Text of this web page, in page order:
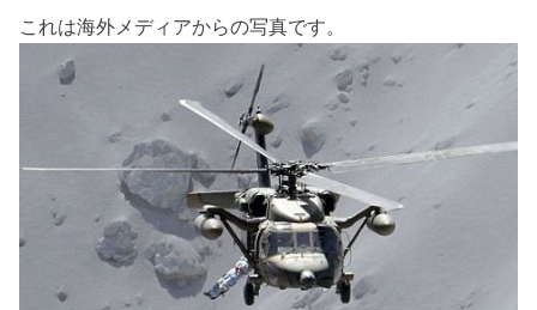
これは海外メディアからの写真です。